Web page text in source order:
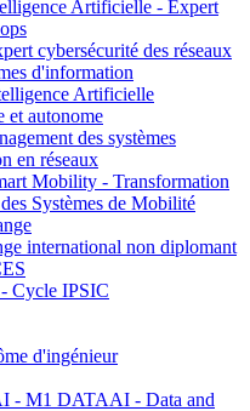
Artificielle - Expert
cybersécurité des réseaux
d'information
Artificielle
et autonome
des systèmes
en réseaux
Mobility - Transformation
Systèmes de Mobilité
international non diplomant
Cycle IPSIC
d'ingénieur
- M1 DATAAI - Data and